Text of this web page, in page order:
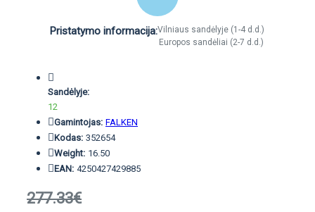
Pristatymo informacija:Vilniaus sandėlyje (1-4 d.d.)
Europos sandėliai (2-7 d.d.)
Sandėlyje:
12
Gamintojas: FALKEN
Kodas: 352654
Weight: 16.50
EAN: 4250427429885
277.33€